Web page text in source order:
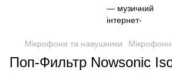
Мікрофони та навушники
Поп-Фильтр Nowsonic